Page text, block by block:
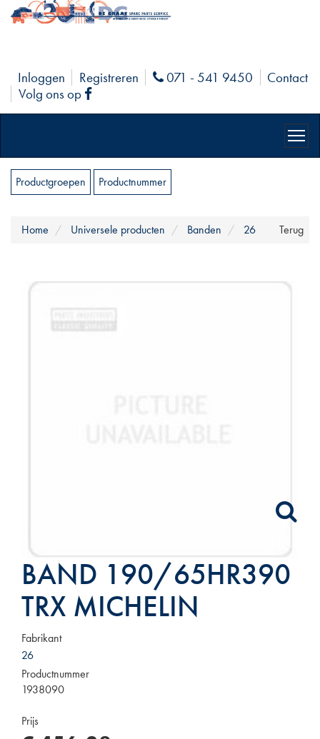
Inloggen Registreren Phone
071 - 541 9450
Contact
Volg ons op
Facebook
Productgroepen Productnummer
Terug
Home Universele producten Banden 26
BAND 190/65HR390
TRX MICHELIN
Fabrikant
26
Productnummer
1938090
Prijs